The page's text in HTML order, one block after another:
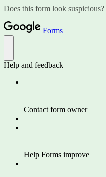
Does this form look suspicious?
Forms
Help and feedback
Contact form owner
Help Forms improve